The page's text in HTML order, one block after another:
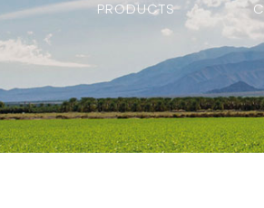
PRODUCTS